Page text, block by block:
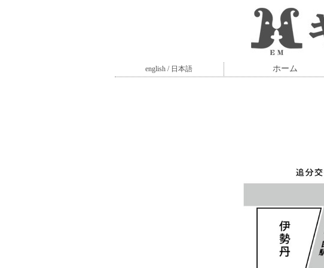
english / 日本語 ホーム